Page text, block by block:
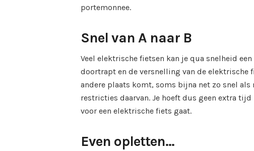
portemonnee.
Snel van A naar B
Veel elektrische fietsen kan je qua snelheid
doortrapt en de versnelling van de elektrische
andere plaats komt, soms bijna net zo snel
restricties daarvan. Je hoeft dus geen extra
voor een elektrische fiets gaat.
Even opletten…